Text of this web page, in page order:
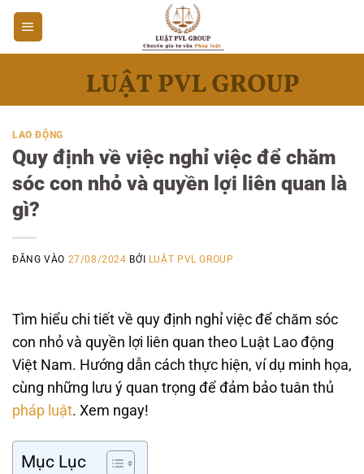
Bỏ
qua
nội
LAO ĐỘNG
Quy định về việc nghỉ việc để chăm
sóc con nhỏ và quyền lợi liên quan là
gì?
ĐĂNG VÀO 27/08/2024 BỞI LUẬT PVL GROUP
Tìm hiểu chi tiết về quy định nghỉ việc để chăm sóc
con nhỏ và quyền lợi liên quan theo Luật Lao động
Việt Nam. Hướng dẫn cách thực hiện, ví dụ minh họa,
cùng những lưu ý quan trọng để đảm bảo tuân thủ
pháp luật. Xem ngay!
Mục Lục